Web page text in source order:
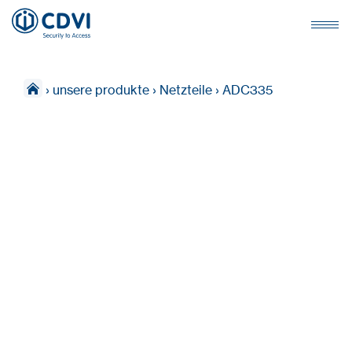
› unsere produkte › Netzteile › ADC335